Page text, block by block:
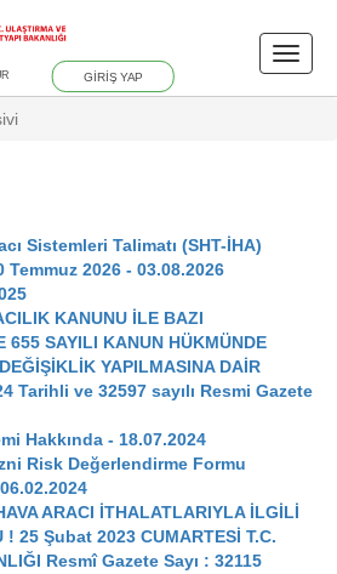
GİRİŞ YAP
Toggle
Sistemleri Talimatı (SHT-İHA)
Temmuz 2026 - 03.08.2026
KANUNU İLE BAZI
655 SAYILI KANUN HÜKMÜNDE
YAPILMASINA DAİR
Tarihli ve 32597 sayılı Resmi Gazete
Hakkında - 18.07.2024
Risk Değerlendirme Formu
ARACI İTHALATLARIYLA İLGİLİ
! 25 Şubat 2023 CUMARTESİ T.C.
Resmî Gazete Sayı : 32115